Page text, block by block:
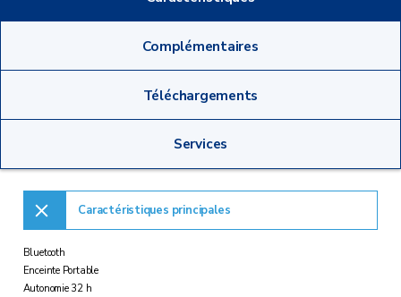
Complémentaires
Téléchargements
Services
Caractéristiques principales
Bluetooth
Enceinte Portable
Autonomie 32 h